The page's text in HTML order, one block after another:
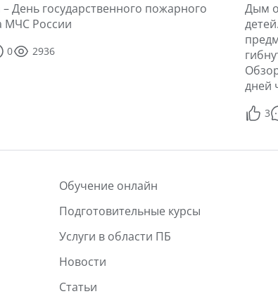
День государственного пожарного
МЧС России
0 2936
Дым
дней
3
Обучение онлайн
Подготовительные курсы
Услуги в области ПБ
Новости
Статьи